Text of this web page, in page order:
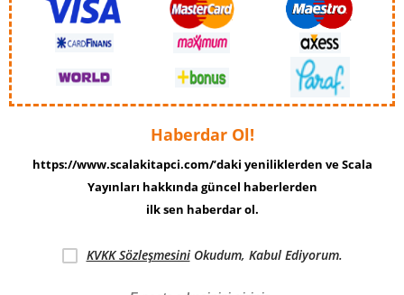
Haberdar Ol!
https://www.scalakitapci.com/’daki yeniliklerden ve Scala
Yayınları hakkında güncel haberlerden
ilk sen haberdar ol.
KVKK SözleşmesiniOkudum, Kabul Ediyorum.